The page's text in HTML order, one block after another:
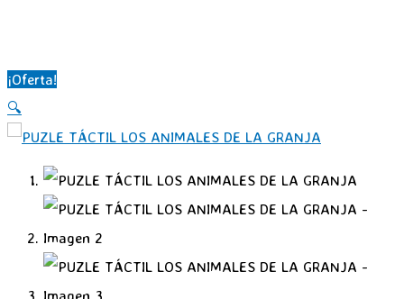
contenidoprincipal
¡Oferta!
🔍